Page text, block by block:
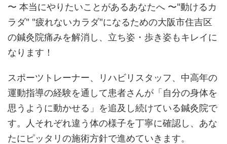
〜 本当にやりたいことがあるあなたへ 〜"動けるカ
ラダ" "疲れないカラダ"になるための大阪市住吉区
の鍼灸院痛みを解消し、立ち姿・歩き姿もキレイに
なります！
スポーツトレーナー、リハビリスタッフ、中高年の
運動指導の経験を通して患者さんが「自分の身体を
思うように動かせる」を追及し続けている鍼灸院で
す。人それぞれ違う体の様子を丁寧に確認し、あな
たにピッタリの施術方針で進めていきます。